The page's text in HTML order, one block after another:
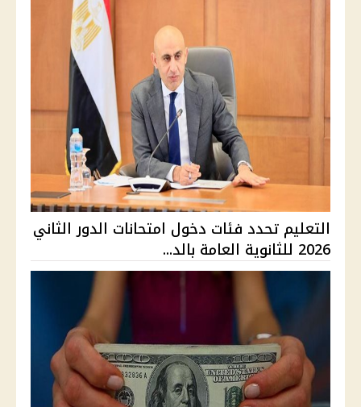
التعليم تحدد فئات دخول امتحانات الدور الثاني
2026 للثانوية العامة بالد...